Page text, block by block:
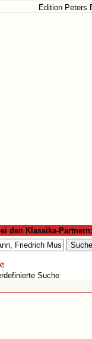
Edition Peters
den Klassika-Partnern:
Suche